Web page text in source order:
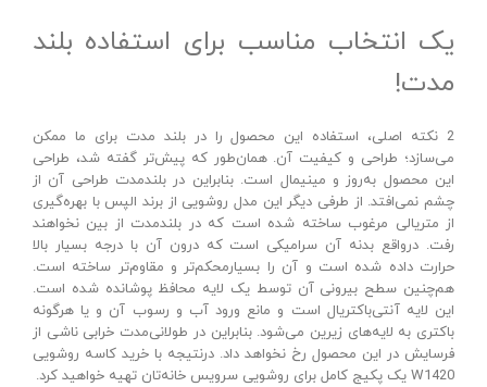
یک انتخاب مناسب برای استفاده بلند
مدت!
2 نکته اصلی، استفاده این محصول را در بلند مدت برای ما ممکن
می‌سازد؛ طراحی و کیفیت آن. همان‌طور که پیش‌تر گفته شد، طراحی
این محصول به‌روز و مینیمال است. بنابراین در بلندمدت طراحی آن از
چشم نمی‌افتد. از طرفی دیگر این مدل روشویی از برند الپس با بهره‌گیری
از متریالی مرغوب ساخته شده است که در بلندمدت از بین نخواهند
رفت. درواقع بدنه آن سرامیکی است که درون آن با درجه بسیار بالا
حرارت داده شده است و آن را بسیارمحکم‌تر و مقاوم‌تر ساخته است.
هم‌چنین سطح بیرونی آن توسط یک لایه محافظ پوشانده شده است.
این لایه آنتی‌باکتریال است و مانع ورود آب و رسوب آن و یا هرگونه
باکتری به لایه‌های زیرین می‌شود. بنابراین در طولانی‌مدت خرابی ناشی از
فرسایش در این محصول رخ نخواهد داد. درنتیجه با خرید کاسه روشویی
W1420 یک پکیج کامل برای روشویی سرویس خانه‌تان تهیه خواهید کرد.